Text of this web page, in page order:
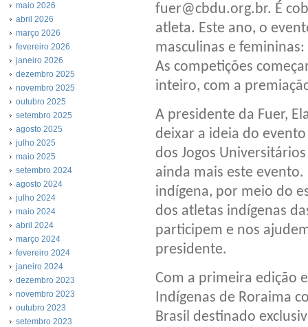
maio 2026
abril 2026
março 2026
fevereiro 2026
janeiro 2026
dezembro 2025
novembro 2025
outubro 2025
setembro 2025
agosto 2025
julho 2025
maio 2025
setembro 2024
agosto 2024
julho 2024
maio 2024
abril 2024
março 2024
fevereiro 2024
janeiro 2024
dezembro 2023
novembro 2023
outubro 2023
setembro 2023
fuer@cbdu.org.br. É
atleta. Este ano, o
masculinas e
As competições
inteiro, com a
A presidente da Fuer,
deixar a ideia do
dos Jogos
ainda mais este
indígena, por meio do
dos atletas indígenas
participem e nos
presidente.
Com a primeira edição
Indígenas de Roraima
Brasil destinado